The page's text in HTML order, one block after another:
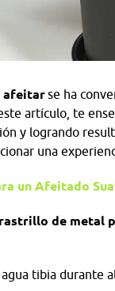
afeitarse ha
artículo, te
y logrando
una
un Afeitado
rastrillo de metal
tibia durante